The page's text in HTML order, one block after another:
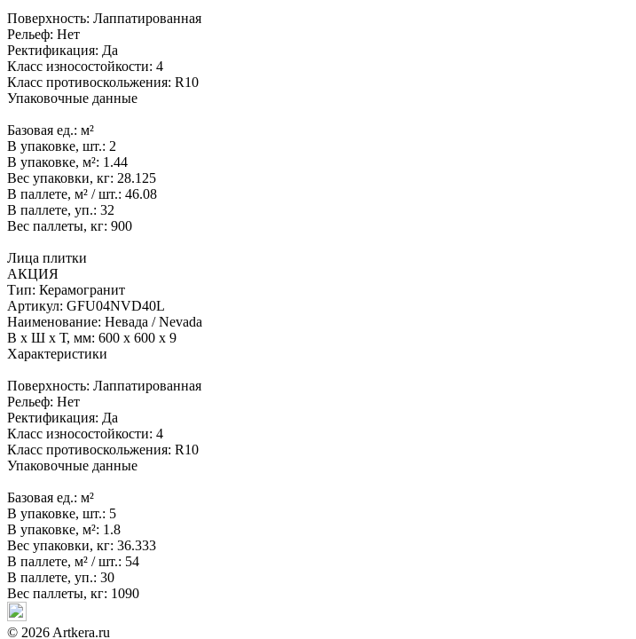
Поверхность: Лаппатированная
Рельеф: Нет
Ректификация: Да
Класс износостойкости: 4
Класс противоскольжения: R10
Упаковочные данные
Базовая ед.: м²
В упаковке, шт.: 2
В упаковке, м²: 1.44
Вес упаковки, кг: 28.125
В паллете, м² / шт.: 46.08
В паллете, уп.: 32
Вес паллеты, кг: 900
Лица плитки
АКЦИЯ
Тип: Керамогранит
Артикул: GFU04NVD40L
Наименование: Невада / Nevada
В x Ш x Т, мм: 600 x 600 x 9
Характеристики
Поверхность: Лаппатированная
Рельеф: Нет
Ректификация: Да
Класс износостойкости: 4
Класс противоскольжения: R10
Упаковочные данные
Базовая ед.: м²
В упаковке, шт.: 5
В упаковке, м²: 1.8
Вес упаковки, кг: 36.333
В паллете, м² / шт.: 54
В паллете, уп.: 30
Вес паллеты, кг: 1090
© 2026 Artkera.ru